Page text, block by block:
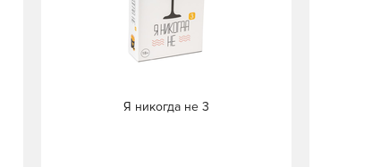
Я никогда не 3